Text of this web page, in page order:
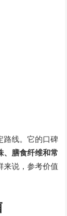
路线。它的口碑
、膳食纤维和常
来说，参考价值